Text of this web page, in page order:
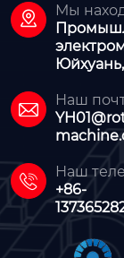

Мы

Наш

Наш
+86-